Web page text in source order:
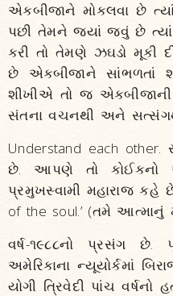
એકબીજાને મોકલવા છે
પછી તેમને જ્યાં જવું છે
કરી તો તેમણે ઝઘડો મૂકી
છે એકબીજાને સાંભળતાં
શીખીએ તો જ
સંતના વચનથી અને
Understand each
છે. આપણે તો કોઈકનો
પ્રમુખસ્વામી મહારાજ કહે
of the soul.’ (તમે આત્માનું
વર્ષ-૧૯૮૮નો પ્રસંગ છે.
અમેરિકાના ન્યૂયોર્કમાં
યોગી ત્રિવેદી પાંચ વર્ષનો